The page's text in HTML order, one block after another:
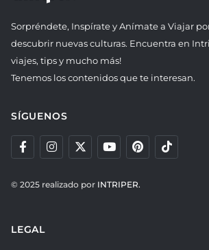
Sorpréndete, Inspírate y Anímate a Viajar
descubrir nuevas culturas. Encuentra en
viajes, tips y mucho más!
Tenemos los contenidos que te interesan.
SÍGUENOS
© 2025 realizado por INTRIPER.
LEGAL